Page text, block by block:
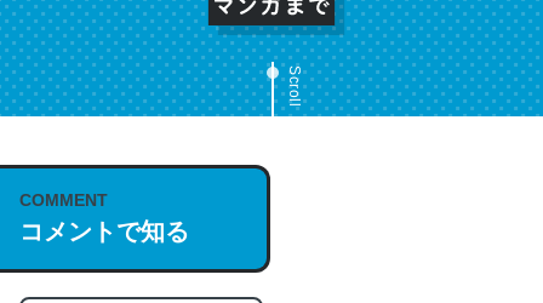
Scroll
COMMENT
コメントで知る
これは名文。彼はとてもクレバーなんだろうなと凄く思
う。英語少しでも読める人は原文もお勧め。自分はこの流